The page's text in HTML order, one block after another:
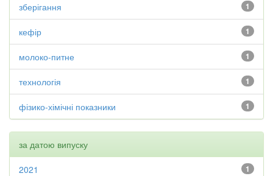
1
зберігання
1
кефір
1
молоко-питне
1
технологія
1
фізико-хімічні показники
за датою випуску
1
2021